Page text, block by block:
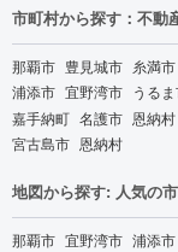
市町村から探す：不動
那覇市 豊見城市 糸満市
浦添市 宜野湾市 うる
嘉手納町 名護市 恩納村
宮古島市 恩納村
地図から探す: 人気の
那覇市 宜野湾市 浦添市